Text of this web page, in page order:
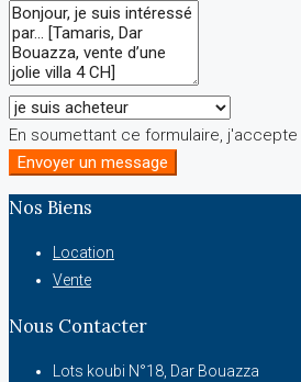
En soumettant ce formulaire, j'accepte
Envoyer un message
Nos Biens
Location
Vente
Nous Contacter
Lots koubi N°18, Dar Bouazza